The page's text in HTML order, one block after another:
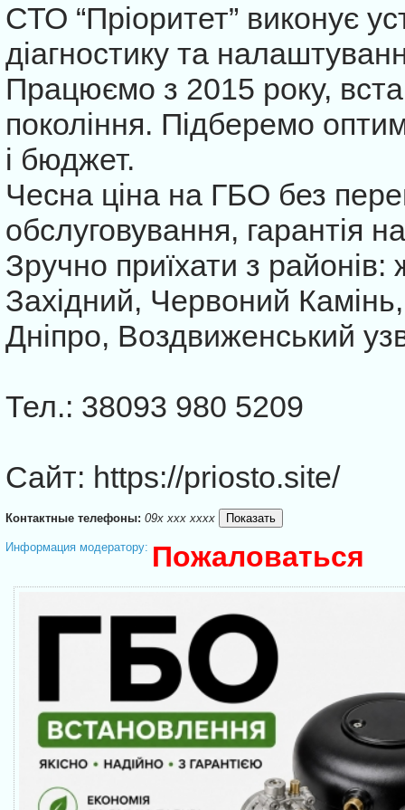
СТО “Пріоритет” виконує
діагностику та
Працюємо з 2015 року,
покоління. Підберемо
і бюджет.
Чесна ціна на ГБО без
обслуговування, гарантія
Зручно приїхати з районів:
Західний, Червоний
Дніпро, Воздвиженський
Тел.: 38093 980 5209
Сайт: https://priosto.site/
Контактные телефоны: 09x xxx xxxx
Информация модератору: Пожаловаться